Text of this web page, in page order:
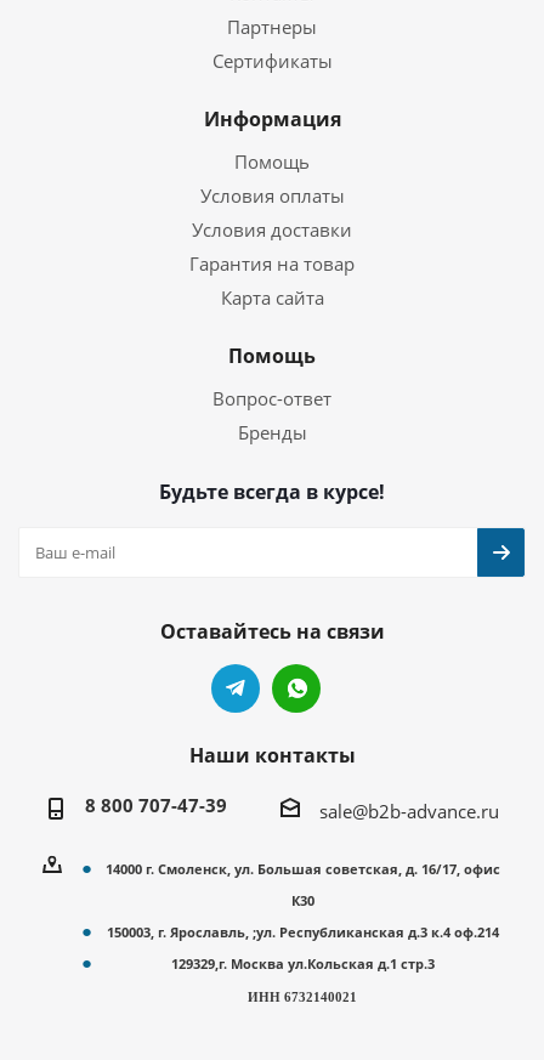
Партнеры
Сертификаты
Информация
Помощь
Условия оплаты
Условия доставки
Гарантия на товар
Карта сайта
Помощь
Вопрос-ответ
Бренды
Будьте всегда в курсе!
Оставайтесь на связи
Наши контакты
8 800 707-47-39 sale@b2b-advance.ru
14000 г. Смоленск, ул. Большая советская, д. 16/17, офис
К30
150003, г. Ярославль, ;ул. Республиканская д.3 к.4 оф.214
129329,г. Москва ул.Кольская д.1 стр.3
ИНН 6732140021